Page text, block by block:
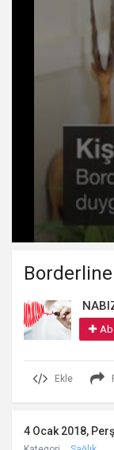
Ekle
4 Ocak 2018,